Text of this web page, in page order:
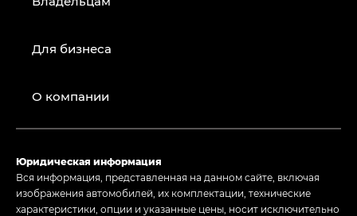
Для бизнеса
О компании
Юридическая информация
Вся информация, представленная на данном сайте, включая
изображения автомобилей, их комплектации, технические
характеристики, опции и указанные цены, носит исключительно